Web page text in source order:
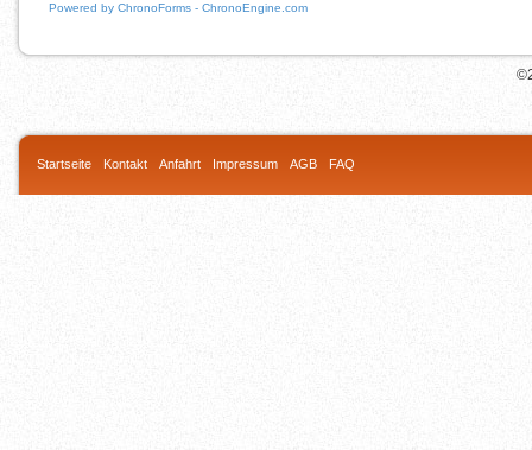
Powered by ChronoForms - ChronoEngine.com
Startseite Kontakt Anfahrt Impressum AGB FAQ